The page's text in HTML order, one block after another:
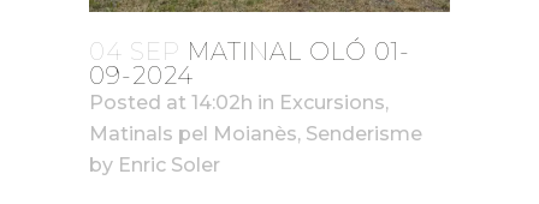
04 SEP MATINAL OLÓ 01-
09-2024
Posted at 14:02h in Excursions,
Matinals pel Moianès, Senderisme
by Enric Soler